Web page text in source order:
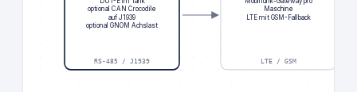
optional CAN Crocodile
auf J1939
optional GNOM Achslast
RS-485 / J1939
Maschine
LTE mit GSM-Fallback
LTE / GSM